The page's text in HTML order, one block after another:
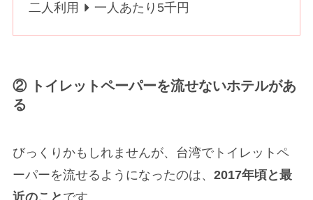
二人利用 一人あたり5千円
② トイレットペーパーを流せないホテルがあ
る
びっくりかもしれませんが、台湾でトイレットペ
ーパーを流せるようになったのは、 2017年頃と最